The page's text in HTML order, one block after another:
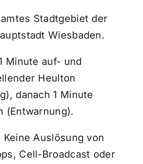
Stadtgebiet der
Wiesbaden.
Minute auf- und
Heulton
danach 1 Minute
(Entwarnung).
Keine Auslösung von
Cell-Broadcast oder